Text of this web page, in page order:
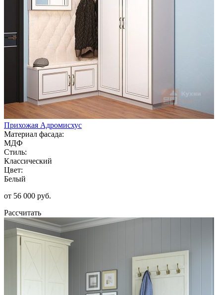
Прихожая Адромисхус
Материал фасада:
МДФ
Стиль:
Классический
Цвет:
Белый
от 56 000 руб.
Рассчитать